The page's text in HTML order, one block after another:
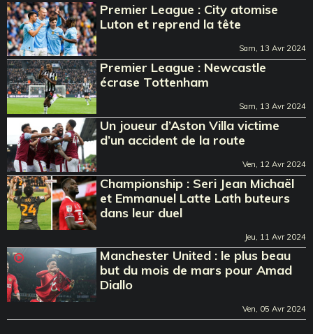
Premier League : City atomise
Luton et reprend la tête
Sam, 13 Avr 2024
Premier League : Newcastle
écrase Tottenham
Sam, 13 Avr 2024
Un joueur d’Aston Villa victime
d’un accident de la route
Ven, 12 Avr 2024
Championship : Seri Jean Michaël
et Emmanuel Latte Lath buteurs
dans leur duel
Jeu, 11 Avr 2024
Manchester United : le plus beau
but du mois de mars pour Amad
Diallo
Ven, 05 Avr 2024